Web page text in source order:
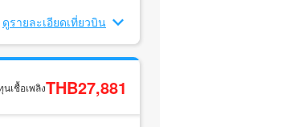
ดูรายละเอียดเที่ยวบิน
เชื้อเพลิงTHB27,881